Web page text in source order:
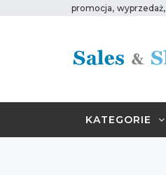
promocja, wyprzedaż,
KATEGORIE